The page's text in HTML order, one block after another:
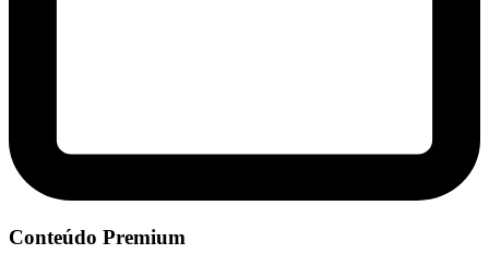
Conteúdo Premium